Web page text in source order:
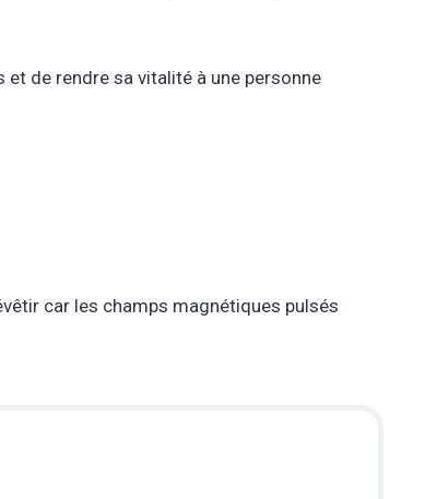
de rendre sa vitalité à une personne
car les champs magnétiques pulsés